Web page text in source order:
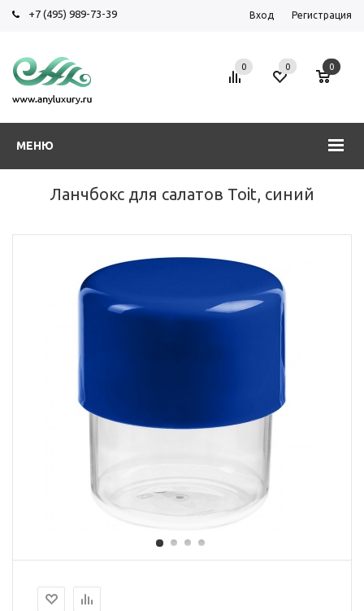
+7 (495) 989-73-39 Вход Регистрация
МЕНЮ
0 0 0
Ланчбокс для салатов Toit, синий